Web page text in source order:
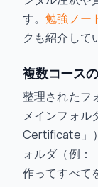
す。勉強ノー
クも紹介して
複数コース
整理されたフ
メインフォル
Certificate」
ォルダ（例：
作ってすべて